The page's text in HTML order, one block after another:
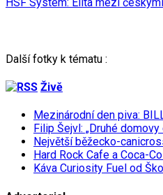
HSF System: Elita mezi
Další fotky k tématu :
Živě
Mezinárodní den piva:
Filip Šejvl: „Druhé
Největší běžecko-
Hard Rock Cafe a Coca-
Káva Curiosity Fuel od